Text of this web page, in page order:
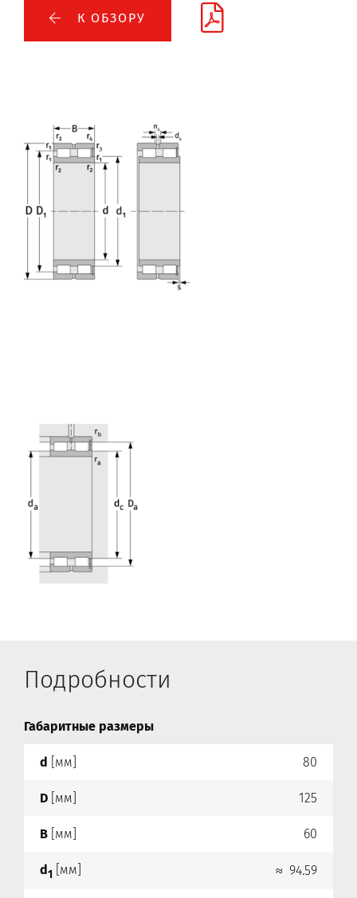
К ОБЗОРУ
Подробности
Габаритные размеры
d [мм] 80
D [мм] 125
B [мм] 60
d1 [мм] ≈ 94.59